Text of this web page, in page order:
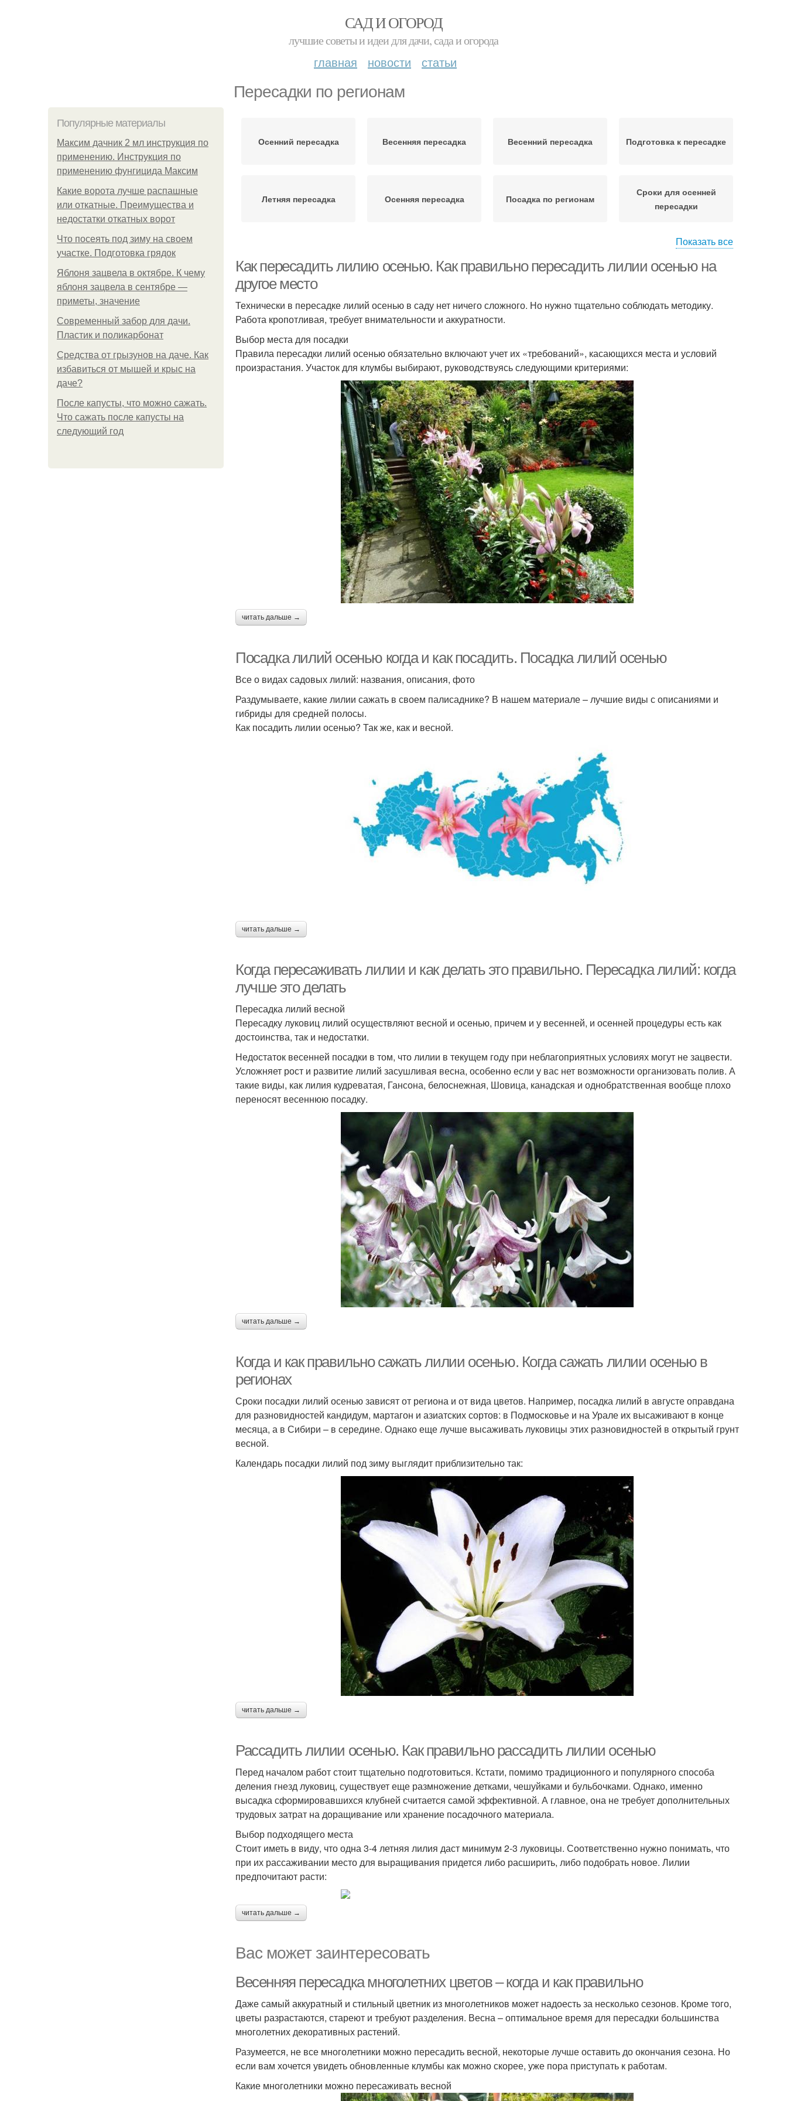
САД И ОГОРОД
лучшие советы и идеи для дачи, сада и огорода
главная новости статьи
Пересадки по регионам
Популярные материалы
Максим дачник 2 мл инструкция по
применению. Инструкция по
применению фунгицида Максим
Какие ворота лучше распашные
или откатные. Преимущества и
недостатки откатных ворот
Что посеять под зиму на своем
участке. Подготовка грядок
Яблоня зацвела в октябре. К чему
яблоня зацвела в сентябре —
приметы, значение
Современный забор для дачи.
Пластик и поликарбонат
Средства от грызунов на даче. Как
избавиться от мышей и крыс на
даче?
После капусты, что можно сажать.
Что сажать после капусты на
следующий год
Осенний пересадка Весенняя пересадка Весенний пересадка Подготовка к пересадке
Летняя пересадка Осенняя пересадка Посадка по регионам
Сроки для осенней
пересадки
Показать все
Как пересадить лилию осенью. Как правильно пересадить лилии осенью на
другое место
Технически в пересадке лилий осенью в саду нет ничего сложного. Но нужно тщательно соблюдать методику.
Работа кропотливая, требует внимательности и аккуратности.
Выбор места для посадки
Правила пересадки лилий осенью обязательно включают учет их «требований», касающихся места и условий
произрастания. Участок для клумбы выбирают, руководствуясь следующими критериями:
читать дальше →
Посадка лилий осенью когда и как посадить. Посадка лилий осенью
Все о видах садовых лилий: названия, описания, фото
Раздумываете, какие лилии сажать в своем палисаднике? В нашем материале – лучшие виды с описаниями и
гибриды для средней полосы.
Как посадить лилии осенью? Так же, как и весной.
читать дальше →
Когда пересаживать лилии и как делать это правильно. Пересадка лилий: когда
лучше это делать
Пересадка лилий весной
Пересадку луковиц лилий осуществляют весной и осенью, причем и у весенней, и осенней процедуры есть как
достоинства, так и недостатки.
Недостаток весенней посадки в том, что лилии в текущем году при неблагоприятных условиях могут не зацвести.
Усложняет рост и развитие лилий засушливая весна, особенно если у вас нет возможности организовать полив. А
такие виды, как лилия кудреватая, Гансона, белоснежная, Шовица, канадская и однобратственная вообще плохо
переносят весеннюю посадку.
читать дальше →
Когда и как правильно сажать лилии осенью. Когда сажать лилии осенью в
регионах
Сроки посадки лилий осенью зависят от региона и от вида цветов. Например, посадка лилий в августе оправдана
для разновидностей кандидум, мартагон и азиатских сортов: в Подмосковье и на Урале их высаживают в конце
месяца, а в Сибири – в середине. Однако еще лучше высаживать луковицы этих разновидностей в открытый грунт
весной.
Календарь посадки лилий под зиму выглядит приблизительно так:
читать дальше →
Рассадить лилии осенью. Как правильно рассадить лилии осенью
Перед началом работ стоит тщательно подготовиться. Кстати, помимо традиционного и популярного способа
деления гнезд луковиц, существует еще размножение детками, чешуйками и бульбочками. Однако, именно
высадка сформировавшихся клубней считается самой эффективной. А главное, она не требует дополнительных
трудовых затрат на доращивание или хранение посадочного материала.
Выбор подходящего места
Стоит иметь в виду, что одна 3-4 летняя лилия даст минимум 2-3 луковицы. Соответственно нужно понимать, что
при их рассаживании место для выращивания придется либо расширить, либо подобрать новое. Лилии
предпочитают расти:
читать дальше →
Вас может заинтересовать
Весенняя пересадка многолетних цветов – когда и как правильно
Даже самый аккуратный и стильный цветник из многолетников может надоесть за несколько сезонов. Кроме того,
цветы разрастаются, стареют и требуют разделения. Весна – оптимальное время для пересадки большинства
многолетних декоративных растений.
Разумеется, не все многолетники можно пересадить весной, некоторые лучше оставить до окончания сезона. Но
если вам хочется увидеть обновленные клумбы как можно скорее, уже пора приступать к работам.
Какие многолетники можно пересаживать весной